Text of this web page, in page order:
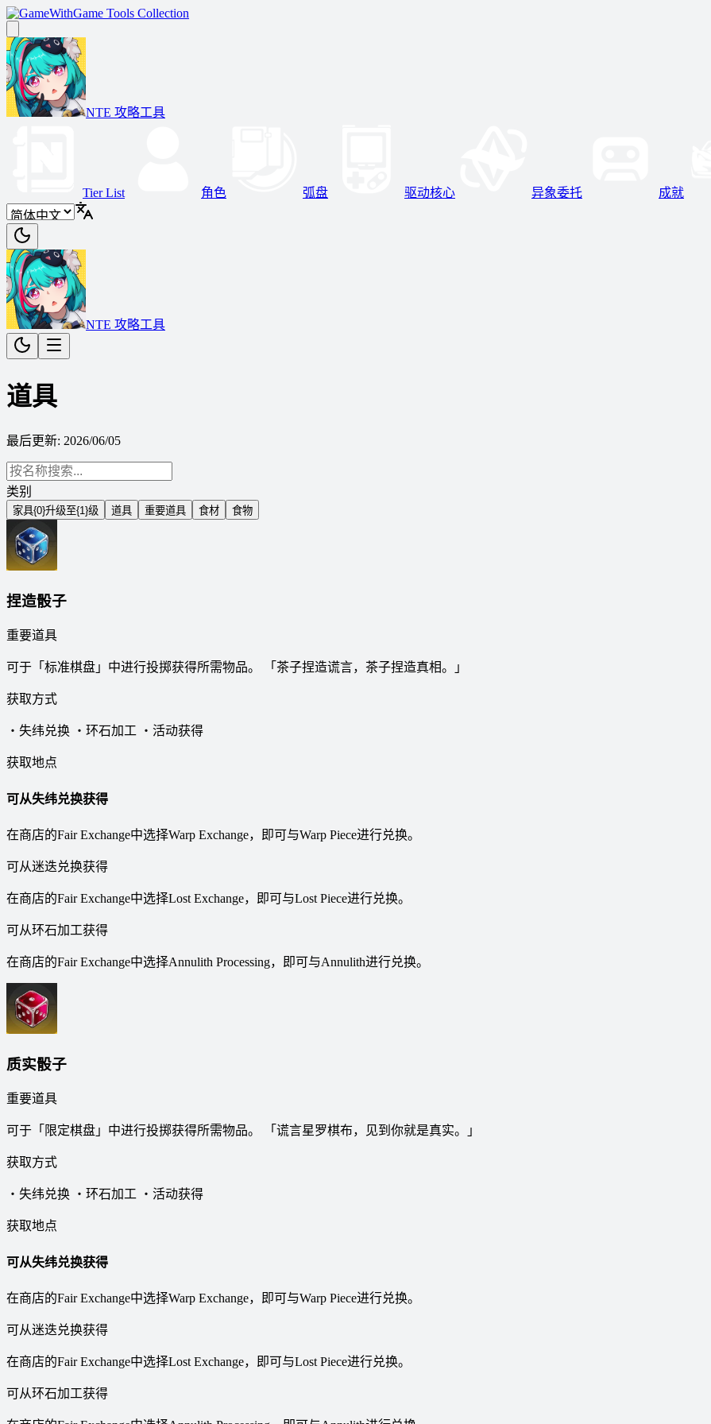
Game Tools Collection
NTE 攻略工具
Tier List 角色 弧盘 驱动核心 异象委托 成就
NTE 攻略工具
道具
最后更新: 2026/06/05
类别
家具{0}升级至{1}级 道具 重要道具 食材 食物
捏造骰子
重要道具
可于「标准棋盘」中进行投掷获得所需物品。 「茶子捏造谎言，茶子捏造真相。」
获取方式
・失纬兑换 ・环石加工 ・活动获得
获取地点
可从失纬兑换获得
在商店的Fair Exchange中选择Warp Exchange，即可与Warp Piece进行兑换。
可从迷迭兑换获得
在商店的Fair Exchange中选择Lost Exchange，即可与Lost Piece进行兑换。
可从环石加工获得
在商店的Fair Exchange中选择Annulith Processing，即可与Annulith进行兑换。
质实骰子
重要道具
可于「限定棋盘」中进行投掷获得所需物品。 「谎言星罗棋布，见到你就是真实。」
获取方式
・失纬兑换 ・环石加工 ・活动获得
获取地点
可从失纬兑换获得
在商店的Fair Exchange中选择Warp Exchange，即可与Warp Piece进行兑换。
可从迷迭兑换获得
在商店的Fair Exchange中选择Lost Exchange，即可与Lost Piece进行兑换。
可从环石加工获得